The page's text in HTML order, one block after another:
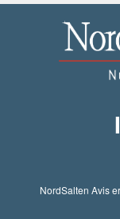
NordSalten Avis